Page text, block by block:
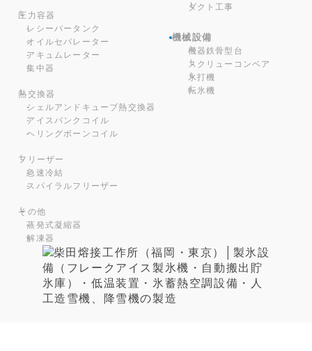
圧力容器
レシーバータンク
オイルセパレーター
アキュムレーター
集中器
熱交換器
シェルアンドキューブ熱交換器
アイスバンクコイル
ヘリングボーンコイル
フリーザー
急速冷結
スパイラルフリーザー
その他
蒸発式凝縮器
解凍器
ダクト工事
機械設備
機器鉄骨型台
スクリューコンベア
氷打機
転氷機